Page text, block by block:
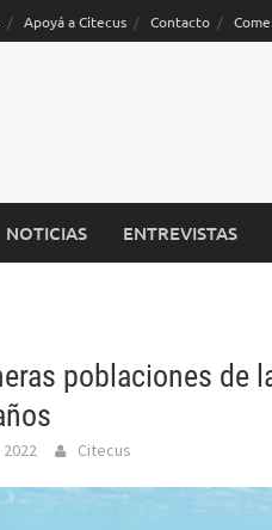
Apoyá a Citecus Contacto
NOTICIAS ENTREVISTAS
poblaciones de
Citecus